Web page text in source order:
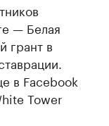
— Белая
грант в
в Facebook
Tower